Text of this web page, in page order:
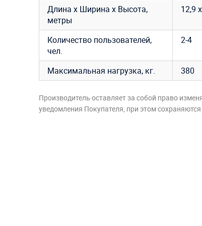
Длина х Ширина х Высота,
метры
12,9
Количество пользователей,
чел.
2-4
Максимальная нагрузка, кг. 380
Производитель оставляет за собой право
уведомления Покупателя, при этом